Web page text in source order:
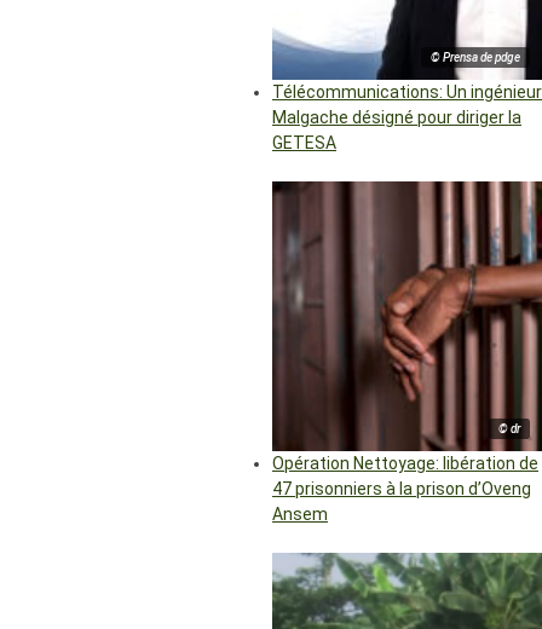
© Prensa de pdge
Télécommunications: Un ingénieur
Malgache désigné pour diriger la
GETESA
© dr
Opération Nettoyage: libération de
47 prisonniers à la prison d’Oveng
Ansem